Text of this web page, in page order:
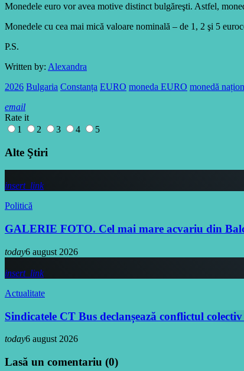
Monedele euro vor avea motive distinct bulgăreşti. Astfel,
Monedele cu cea mai mică valoare nominală – de 1, 2 şi 5
P.S.
Written by: Alexandra
2026 Bulgaria Constanța EURO moneda EURO monedă
email
Rate it
1
2 3 4 5
Alte Ştiri
insert_link
Politică
GALERIE FOTO. Cel mai mare acvariu din
today6 august 2026
insert_link
Actualitate
Sindicatele CT Bus declanșează conflictul
today6 august 2026
Lasă un comentariu (0)